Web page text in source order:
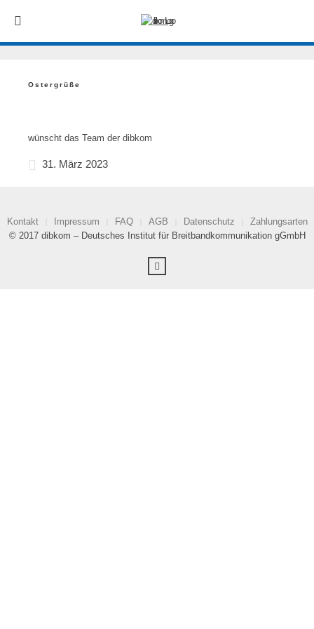
Ostergrüße
wünscht das Team der dibkom
31. März 2023
Kontakt Impressum FAQ AGB Datenschutz
Zahlungsarten
© 2017 dibkom – Deutsches Institut für Breitbandkommunikation gGmbH